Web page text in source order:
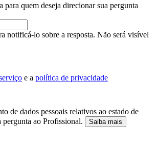
para quem deseja direcionar sua pergunta
notificá-lo sobre a resposta. Não será visível
e a política de privacidade
de dados pessoais relativos ao estado de
pergunta ao Profissional.
Saiba mais